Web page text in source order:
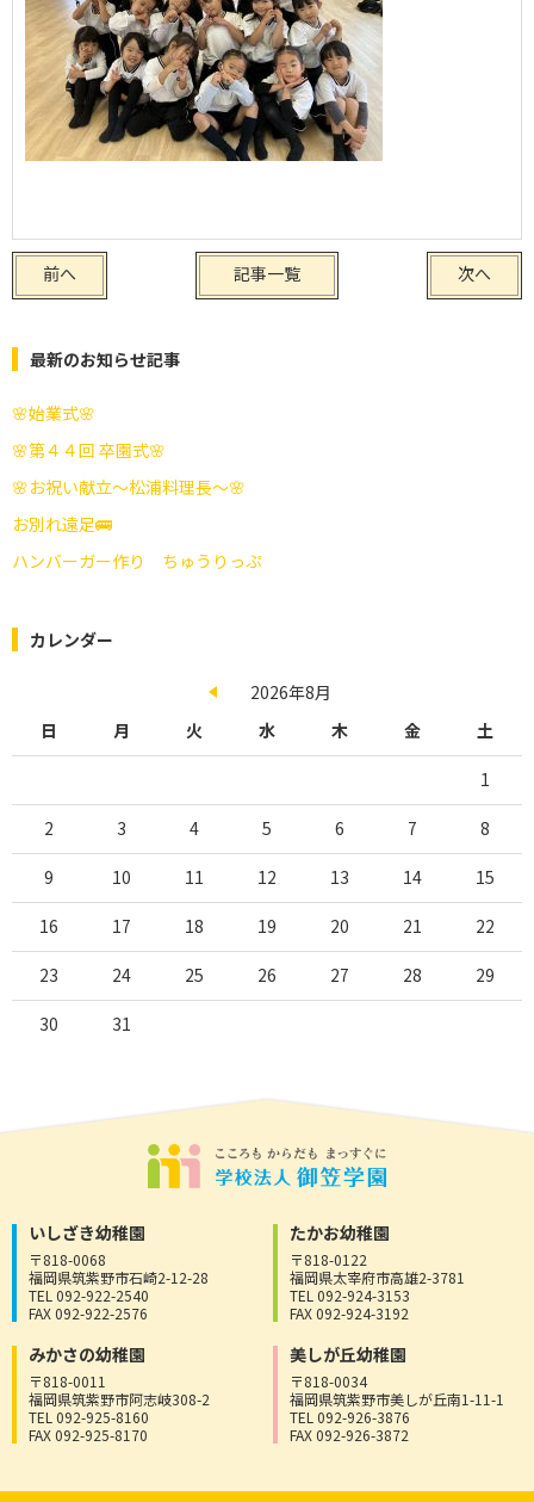
前へ 次へ
記事一覧
最新のお知らせ記事
🌸始業式🌸
🌸第４４回 卒園式🌸
🌸お祝い献立～松浦料理長～🌸
お別れ遠足🚌
ハンバーガー作り ちゅうりっぷ
カレンダー
2026年8月
日
月 火 水 木 金 土
1
2 3 4 5 6 7 8
9 10 11 12 13 14 15
16 17 18 19 20 21 22
23 24 25 26 27 28 29
30 31
いしざき幼稚園
〒818-0068
福岡県筑紫野市石崎2-12-28
TEL 092-922-2540
FAX 092-922-2576
たかお幼稚園
〒818-0122
福岡県太宰府市高雄2-3781
TEL 092-924-3153
FAX 092-924-3192
みかさの幼稚園
〒818-0011
福岡県筑紫野市阿志岐308-2
TEL 092-925-8160
FAX 092-925-8170
美しが丘幼稚園
〒818-0034
福岡県筑紫野市美しが丘南1-11-1
TEL 092-926-3876
FAX 092-926-3872